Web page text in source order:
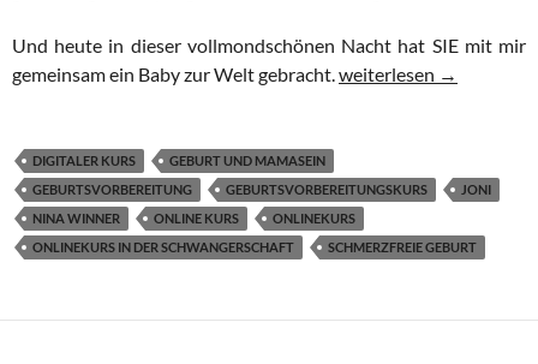
Und heute in dieser vollmondschönen Nacht hat SIE mit mir
gemeinsam ein Baby zur Welt gebracht. Geburt in Vollmond-
weiterlesen →
DIGITALER KURS
GEBURT UND MAMASEIN
GEBURTSVORBEREITUNG
GEBURTSVORBEREITUNGSKURS
JONI
NINA WINNER
ONLINE KURS
ONLINEKURS
ONLINEKURS IN DER SCHWANGERSCHAFT
SCHMERZFREIE GEBURT